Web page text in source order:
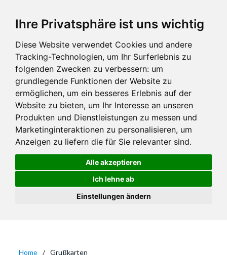
Ihre Privatsphäre ist uns wichtig
Diese Website verwendet Cookies und andere
Tracking-Technologien, um Ihr Surferlebnis zu
folgenden Zwecken zu verbessern: um
grundlegende Funktionen der Website zu
ermöglichen, um ein besseres Erlebnis auf der
Website zu bieten, um Ihr Interesse an unseren
Produkten und Dienstleistungen zu messen und
Marketinginteraktionen zu personalisieren, um
Anzeigen zu liefern die für Sie relevanter sind.
Alle akzeptieren
Ich lehne ab
Einstellungen ändern
Home Grußkarten